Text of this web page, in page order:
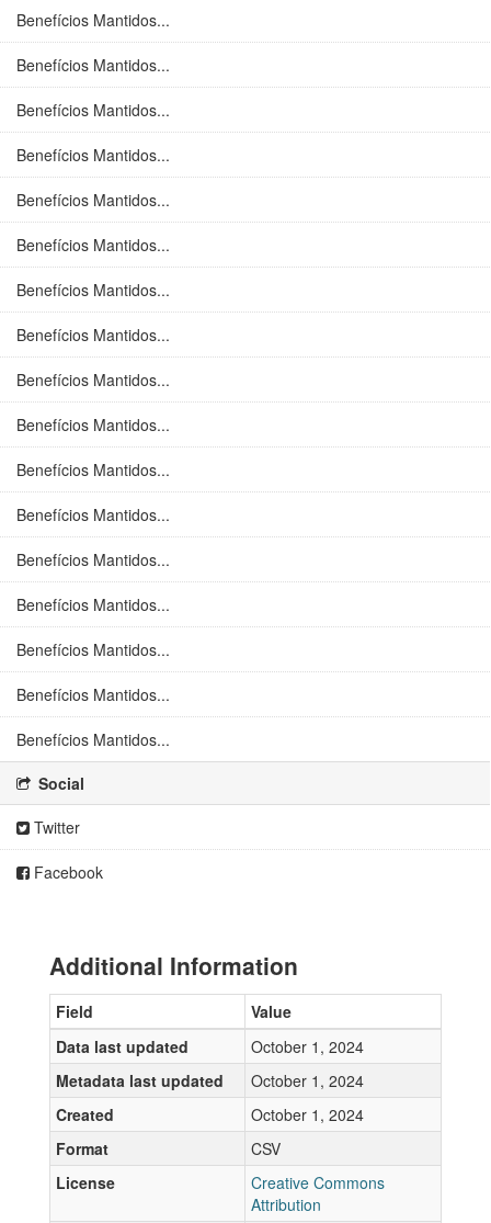
Benefícios Mantidos...
Benefícios Mantidos...
Benefícios Mantidos...
Benefícios Mantidos...
Benefícios Mantidos...
Benefícios Mantidos...
Benefícios Mantidos...
Benefícios Mantidos...
Benefícios Mantidos...
Benefícios Mantidos...
Benefícios Mantidos...
Benefícios Mantidos...
Benefícios Mantidos...
Benefícios Mantidos...
Benefícios Mantidos...
Benefícios Mantidos...
Benefícios Mantidos...
Social
Twitter
Facebook
Additional Information
Field
Value
Data last updated
October 1, 2024
Metadata last updated
October 1, 2024
Created
October 1, 2024
Format
CSV
License
Creative Commons
Attribution